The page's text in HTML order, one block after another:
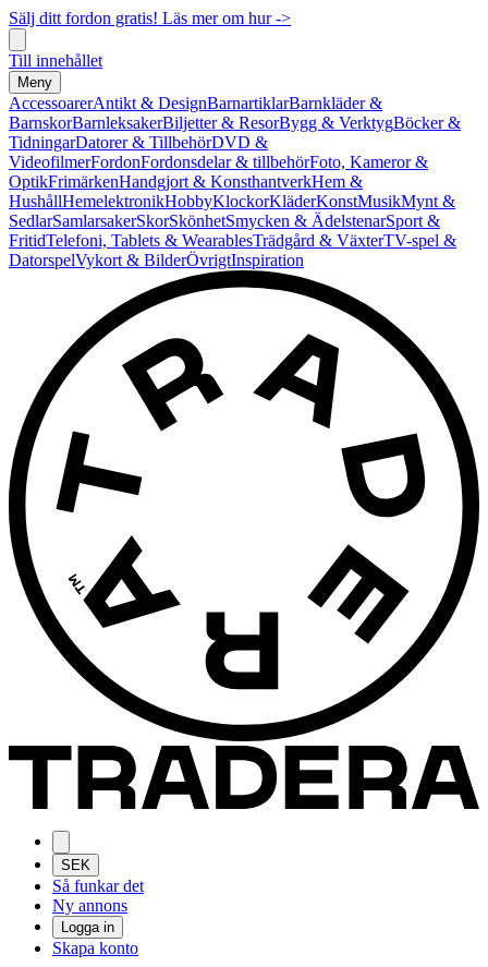
Sälj ditt fordon gratis! Läs mer om hur ->
Till innehållet
Meny
AccessoarerAntikt & DesignBarnartiklarBarnkläder &
BarnskorBarnleksakerBiljetter & ResorBygg & VerktygBöcker &
TidningarDatorer & TillbehörDVD &
VideofilmerFordonFordonsdelar & tillbehörFoto, Kameror &
OptikFrimärkenHandgjort & KonsthantverkHem &
HushållHemelektronikHobbyKlockorKläderKonstMusikMynt &
SedlarSamlarsakerSkorSkönhetSmycken & ÄdelstenarSport &
FritidTelefoni, Tablets & WearablesTrädgård & VäxterTV-spel &
DatorspelVykort & BilderÖvrigtInspiration
SEK
Så funkar det
Ny annons
Logga in
Skapa konto